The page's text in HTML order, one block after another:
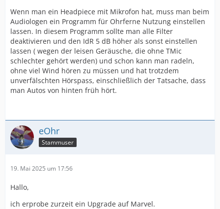
Wenn man ein Headpiece mit Mikrofon hat, muss man beim
Audiologen ein Programm für Ohrferne Nutzung einstellen
lassen. In diesem Programm sollte man alle Filter
deaktivieren und den IdR 5 dB höher als sonst einstellen
lassen ( wegen der leisen Geräusche, die ohne TMic
schlechter gehört werden) und schon kann man radeln,
ohne viel Wind hören zu müssen und hat trotzdem
unverfälschten Hörspass, einschließlich der Tatsache, dass
man Autos von hinten früh hört.
eOhr
Stammuser
19. Mai 2025 um 17:56
Hallo,
ich erprobe zurzeit ein Upgrade auf Marvel.